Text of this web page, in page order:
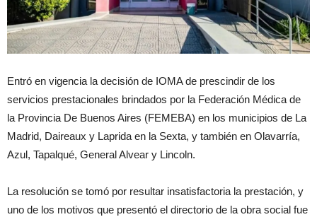
Entró en vigencia la decisión de IOMA de prescindir de los
servicios prestacionales brindados por la Federación Médica de
la Provincia De Buenos Aires (FEMEBA) en los municipios de La
Madrid, Daireaux y Laprida en la Sexta, y también en Olavarría,
Azul, Tapalqué, General Alvear y Lincoln.
La resolución se tomó por resultar insatisfactoria la prestación, y
uno de los motivos que presentó el directorio de la obra social fue